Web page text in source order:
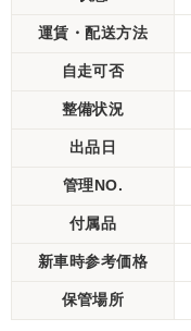
運賃・配送方法
自走可否
整備状況
出品日
管理NO.
付属品
新車時参考価格
保管場所